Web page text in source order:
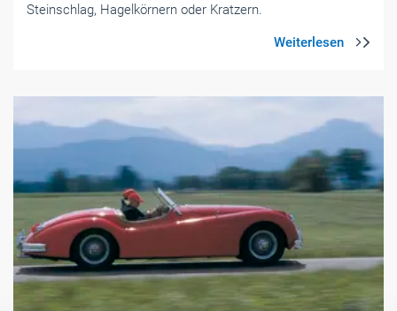
Steinschlag, Hagelkörnern oder Kratzern.